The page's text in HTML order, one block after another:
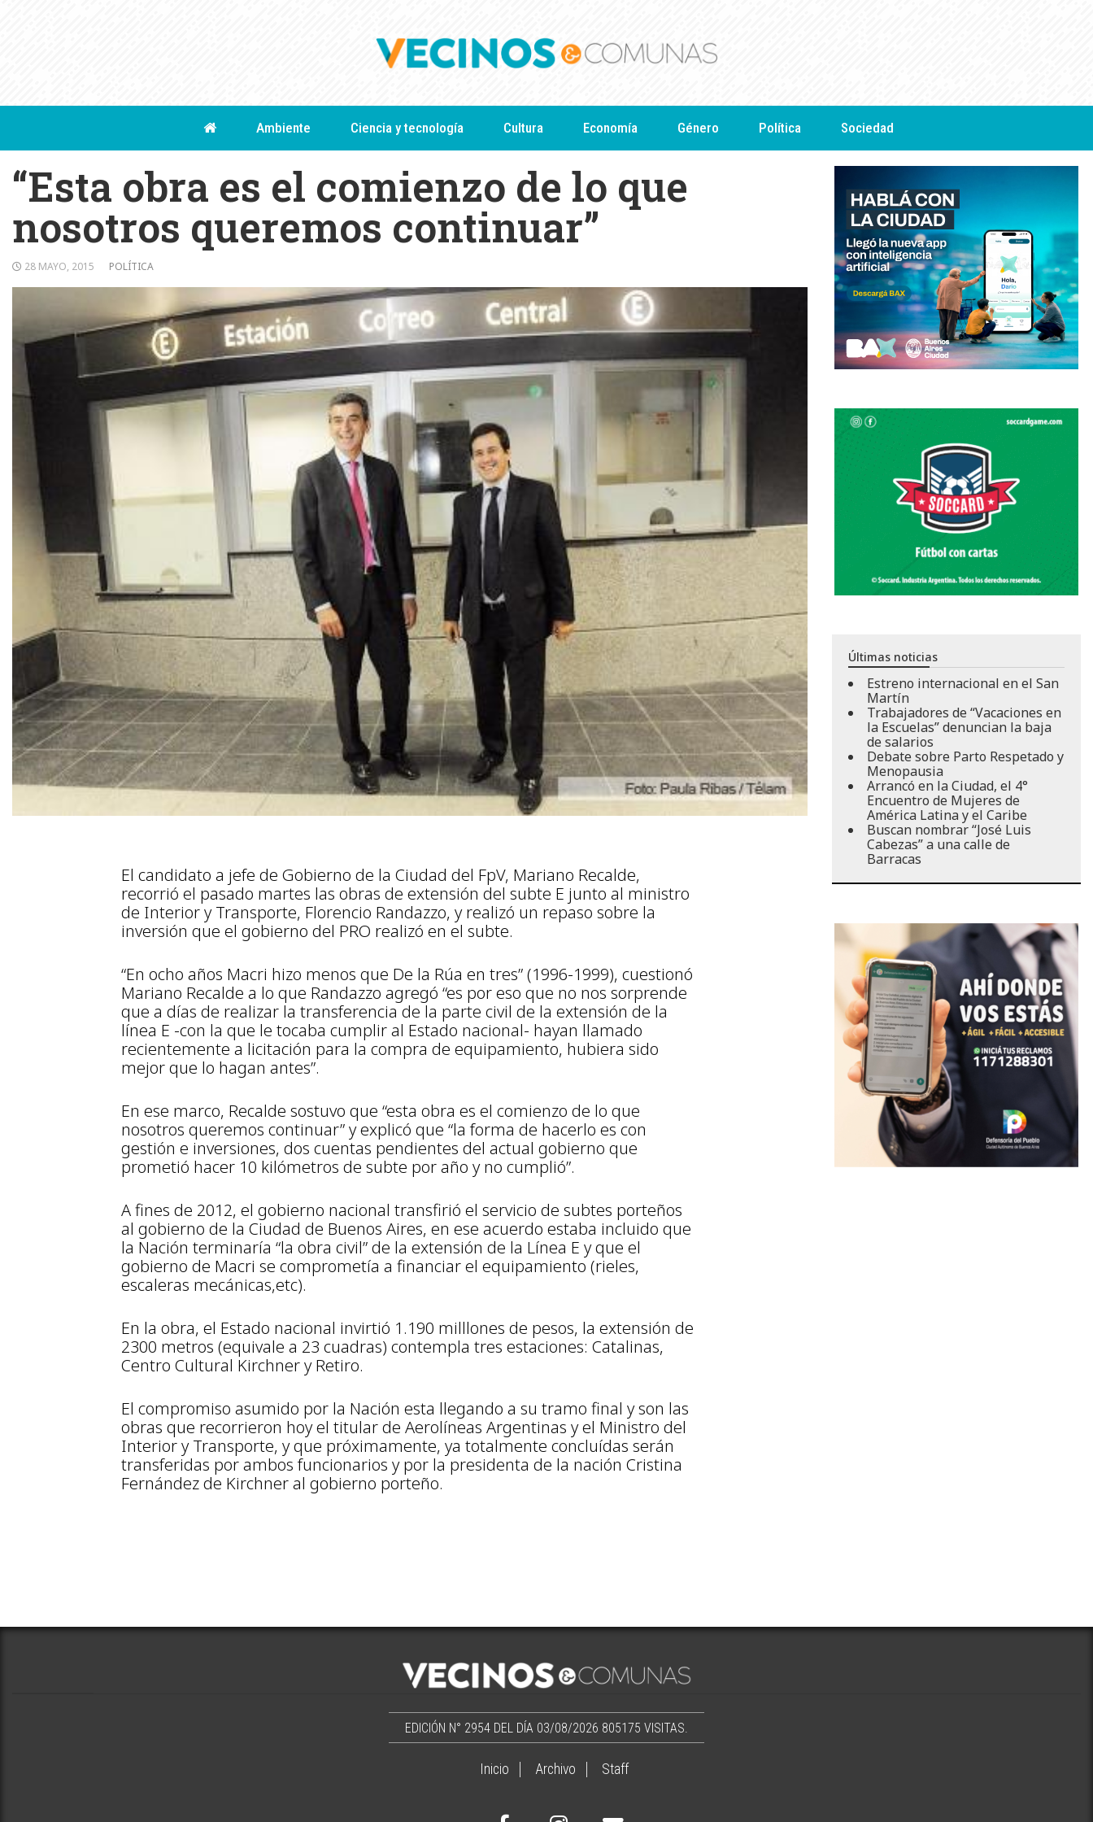
Ambiente Ciencia y tecnología Cultura Economía Género Política Sociedad
“Esta obra es el comienzo de lo que
nosotros queremos continuar”
28 MAYO, 2015 POLÍTICA
El candidato a jefe de Gobierno de la Ciudad del FpV, Mariano Recalde,
recorrió el pasado martes las obras de extensión del subte E junto al ministro
de Interior y Transporte, Florencio Randazzo, y realizó un repaso sobre la
inversión que el gobierno del PRO realizó en el subte.
“En ocho años Macri hizo menos que De la Rúa en tres” (1996-1999), cuestionó
Mariano Recalde a lo que Randazzo agregó “es por eso que no nos sorprende
que a días de realizar la transferencia de la parte civil de la extensión de la
línea E -con la que le tocaba cumplir al Estado nacional- hayan llamado
recientemente a licitación para la compra de equipamiento, hubiera sido
mejor que lo hagan antes”.
En ese marco, Recalde sostuvo que “esta obra es el comienzo de lo que
nosotros queremos continuar” y explicó que “la forma de hacerlo es con
gestión e inversiones, dos cuentas pendientes del actual gobierno que
prometió hacer 10 kilómetros de subte por año y no cumplió”.
A fines de 2012, el gobierno nacional transfirió el servicio de subtes porteños
al gobierno de la Ciudad de Buenos Aires, en ese acuerdo estaba incluido que
la Nación terminaría “la obra civil” de la extensión de la Línea E y que el
gobierno de Macri se comprometía a financiar el equipamiento (rieles,
escaleras mecánicas,etc).
En la obra, el Estado nacional invirtió 1.190 milllones de pesos, la extensión de
2300 metros (equivale a 23 cuadras) contempla tres estaciones: Catalinas,
Centro Cultural Kirchner y Retiro.
El compromiso asumido por la Nación esta llegando a su tramo final y son las
obras que recorrieron hoy el titular de Aerolíneas Argentinas y el Ministro del
Interior y Transporte, y que próximamente, ya totalmente concluídas serán
transferidas por ambos funcionarios y por la presidenta de la nación Cristina
Fernández de Kirchner al gobierno porteño.
Últimas noticias
Estreno internacional en el San
Martín
Trabajadores de “Vacaciones en
la Escuelas” denuncian la baja
de salarios
Debate sobre Parto Respetado y
Menopausia
Arrancó en la Ciudad, el 4°
Encuentro de Mujeres de
América Latina y el Caribe
Buscan nombrar “José Luis
Cabezas” a una calle de
Barracas
EDICIÓN N° 2954 DEL DÍA 03/08/2026 805175 VISITAS.
Inicio Archivo Staff